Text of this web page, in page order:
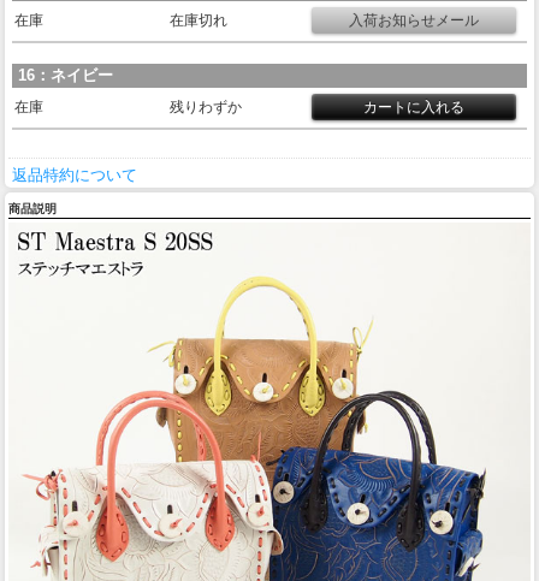
在庫 在庫切れ
16：ネイビー
在庫 残りわずか
返品特約について
商品説明